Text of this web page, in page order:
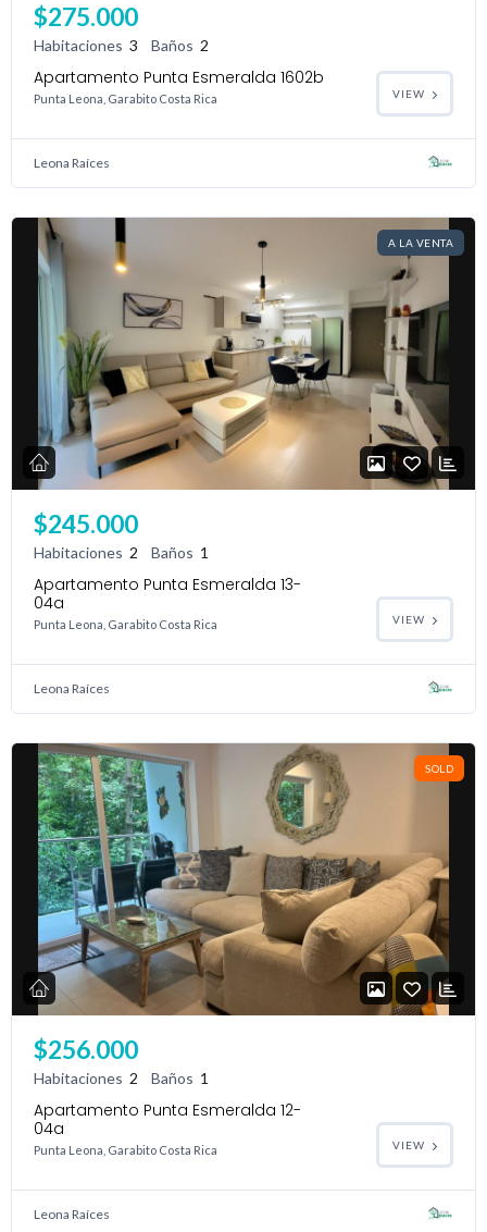
$275.000
Habitaciones 3 Baños 2
Apartamento Punta Esmeralda 1602b
Punta Leona, Garabito Costa Rica VIEW
Leona Raíces
A LA VENTA
$245.000
Habitaciones 2 Baños 1
Apartamento Punta Esmeralda 13-
04a
Punta Leona, Garabito Costa Rica VIEW
Leona Raíces
SOLD
$256.000
Habitaciones 2 Baños 1
Apartamento Punta Esmeralda 12-
04a
Punta Leona, Garabito Costa Rica VIEW
Leona Raíces